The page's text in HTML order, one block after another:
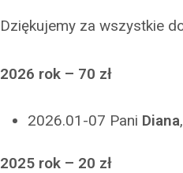
Dziękujemy za wszystkie
2026 rok – 70 zł
2026.01-07 Pani Diana
2025 rok – 20 zł